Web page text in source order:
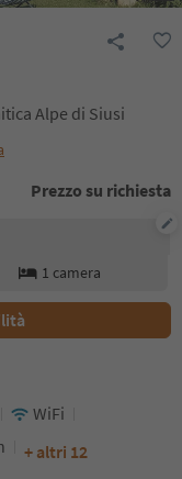
Alpe di Siusi
Prezzo su richiesta
1 camera
WiFi
+ altri 12